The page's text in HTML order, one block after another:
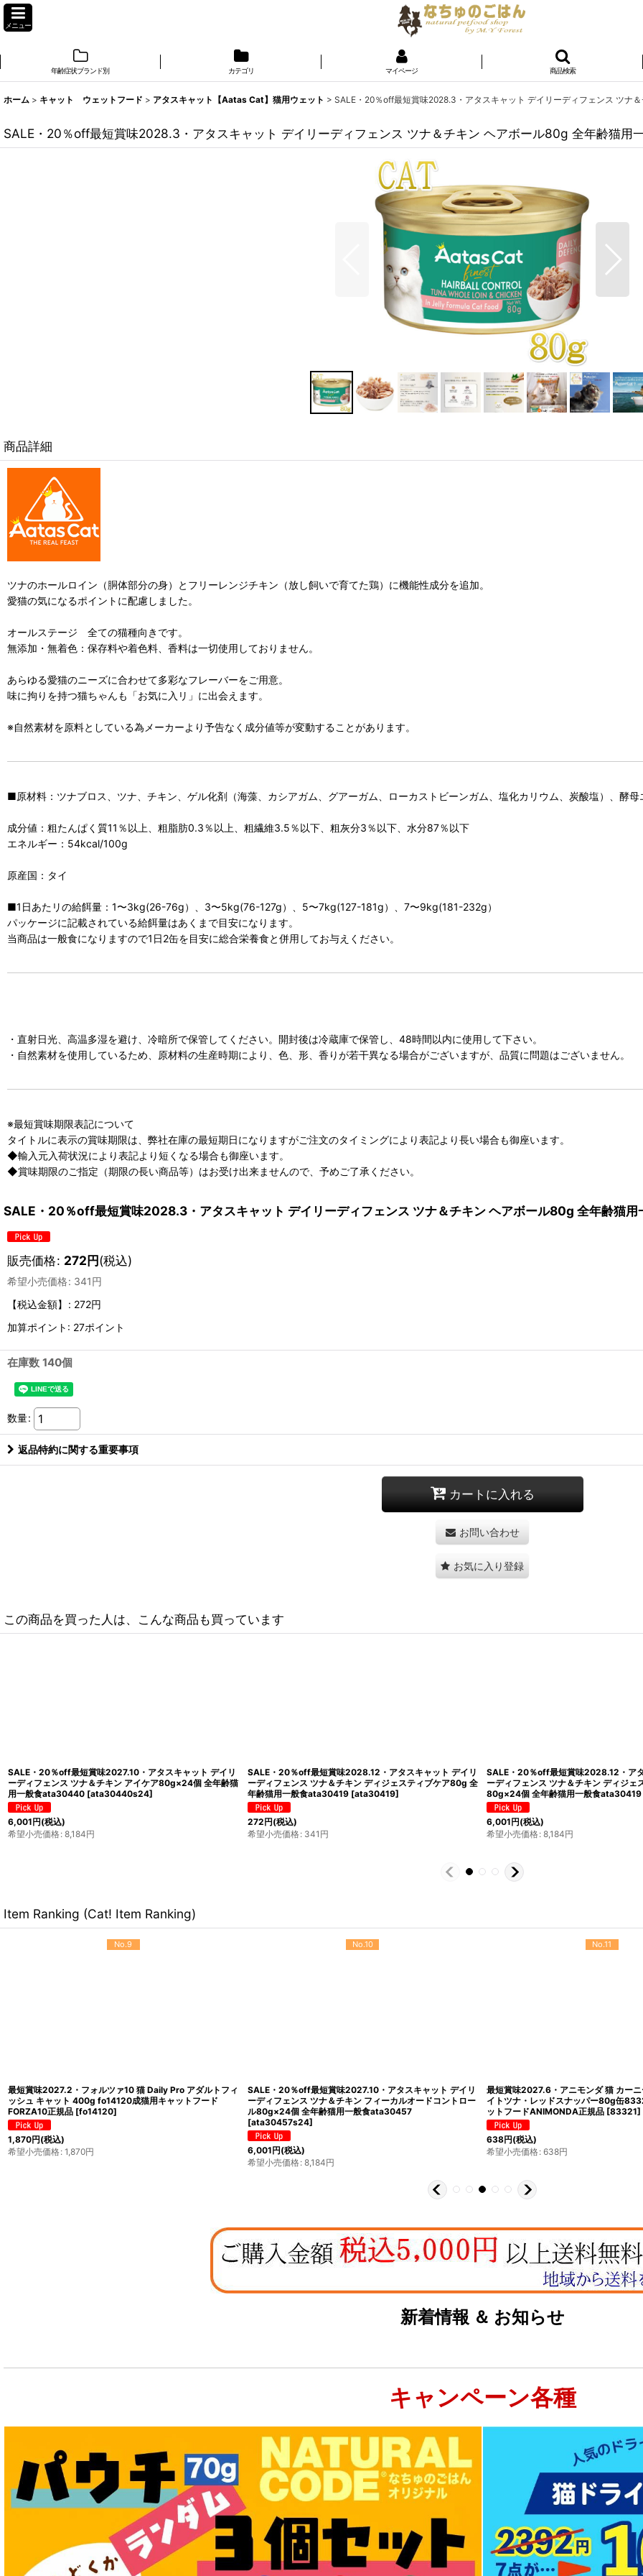
メニュー
年齢症状ブランド別 カテゴリ マイページ 商品検索
ホーム > キャット ウェットフード > アタスキャット【Aatas Cat】猫用ウェット > SALE・20％off最短賞味2028.3・アタスキャット デイリーディフェンス ツナ
SALE・20％off最短賞味2028.3・アタスキャット デイリーディフェンス ツナ＆チキン ヘアボール80g 全年齢猫用
商品詳細
ツナのホールロイン（胴体部分の身）とフリーレンジチキン（放し飼いで育てた鶏）に機能性成分を追加。
愛猫の気になるポイントに配慮しました。
オールステージ 全ての猫種向きです。
無添加・無着色：保存料や着色料、香料は一切使用しておりません。
あらゆる愛猫のニーズに合わせて多彩なフレーバーをご用意。
味に拘りを持つ猫ちゃんも「お気に入リ」に出会えます。
※自然素材を原料としている為メーカーより予告なく成分値等が変動することがあります。
■原材料：ツナブロス、ツナ、チキン、ゲル化剤（海藻、カシアガム、グアーガム、ローカストビーンガム、塩化カリウム、炭酸塩）、酵母
成分値：粗たんぱく質11％以上、粗脂肪0.3％以上、粗繊維3.5％以下、粗灰分3％以下、水分87％以下
エネルギー：54kcal/100g
原産国：タイ
■1日あたリの給餌量：1〜3kg(26-76g）、3〜5kg(76-127g）、5〜7kg(127-181g）、7〜9kg(181-232g）
パッケージに記載されている給餌量はあくまで目安になります。
当商品は一般食になりますので1日2缶を目安に総合栄養食と併用してお与えください。
・直射日光、高温多湿を避け、冷暗所で保管してください。開封後は冷蔵庫で保管し、48時間以内に使用して下さい。
・自然素材を使用しているため、原材料の生産時期により、色、形、香りが若干異なる場合がございますが、品質に問題はございません。
※最短賞味期限表記について
タイトルに表示の賞味期限は、弊社在庫の最短期日になりますがご注文のタイミングにより表記より長い場合も御座います。
◆輸入元入荷状況により表記より短くなる場合も御座います。
◆賞味期限のご指定（期限の長い商品等）はお受け出来ませんので、予めご了承ください。
SALE・20％off最短賞味2028.3・アタスキャット デイリーディフェンス ツナ＆チキン ヘアボール80g 全年齢猫
販売価格: 272円(税込)
希望小売価格: 341円
【税込金額】
: 272円
加算ポイント: 27ポイント
在庫数 140個
数量:
返品特約に関する重要事項
カートに入れる
お問い合わせ
お気に入り登録
この商品を買った人は、こんな商品も買っています
ト タンタ
ata30044
SALE・20％off最短賞味2027.11・アタスキャット デイリ
ーディフェンス ツナ＆チキン ユリナリー80g×24個 全年齢
猫用一般食ata30433 [ata30433s24
6,001
希望小売価格
SALE・20％off最短賞味2028.3・アタスキャット デイリ
ーディフェンス ツナ＆チキン ヘアボール80g×24個 全年齢
猫用一般食ata30402 [ata30402s24
希望小売価格
SALE・20％off最短賞味
ーディフェンス ツナ＆チ
ル80g×24個 全年齢猫用
6,001円(税込)
Item Ranking (Cat! Item Ranking)
No.9
最短賞味2027.2・フォルツァ10 猫 Daily Pro アダルトフィ
ッシュ キャット 400g fo14120成猫用キャットフード
FORZA10正規品 [fo14120]
1,870円(税込)
希望小売価格: 1,870円
No.10
SALE・20％off最短賞味2027.10・アタスキャット デイリ
ーディフェンス ツナ＆チキン フィーカルオードコントロー
ル80g×24個 全年齢猫用一般食ata30457
[ata30457s24]
6,001円(税込)
希望小売価格: 8,184円
No.11
最短賞味2027.6・アニモンダ 猫 カー
イトツナ・レッドスナッパー80g缶
ットフードANIMONDA正規品 [83321]
638円(税込)
希望小売価格: 638円
新着情報 ＆ お知らせ
キャンペーン各種